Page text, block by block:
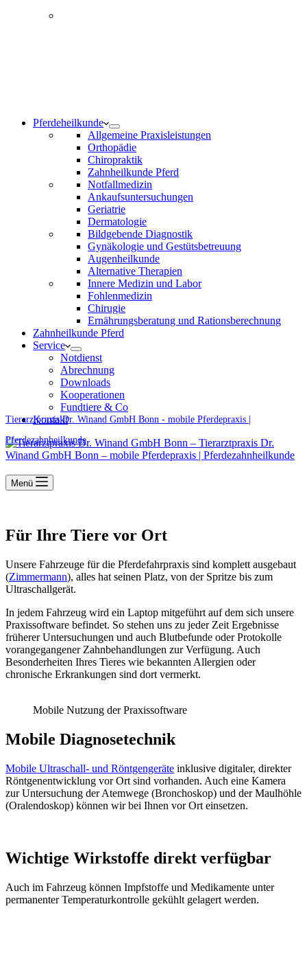
Pferdeheilkunde
Allgemeine Praxisleistungen
Orthopädie
Chiropraktik
Zahnheilkunde Pferd
Notfallmedizin
Ankaufsuntersuchungen
Geriatrie
Dermatologie
Bildgebende Diagnostik
Gynäkologie und Gestütsbetreuung
Augenheilkunde
Alternative Therapien
Innere Medizin und Labor
Fohlenmedizin
Chirugie
Ernährungsberatung und Rationsberechnung
Zahnheilkunde Pferd
Service
Notdienst
Abrechnung
Downloads
Kooperationen
Fundtiere & Co
Kontakt
Tierarztpraxis Dr. Winand GmbH Bonn - mobile Pferdepraxis |
Pferdezahnheilkunde
Menü
Für Ihre Tiere vor Ort
Unsere Fahrzeuge für die Pferdefahrpraxis sind komplett ausgebaut
(Zimmermann), alles hat seinen Platz, von der Spritze bis zum
Ultraschallgerät.
In jedem Fahrzeug wird ein Laptop mitgeführt auf dem sich unsere
Praxissoftware befindet. So stehen uns zu jeder Zeit Ergebnisse
früherer Untersuchungen und auch Blutbefunde oder Protokolle
vorangegangener Zahnbehandlungen zur Verfügung. Auch
Besonderheiten Ihres Tieres wie bekannten Allergien oder
chronische Erkrankungen sind dort vermerkt.
Mobile Nutzung der Praxissoftware
Mobile Diagnosetechnik
Mobile Ultraschall- und Röntgengeräte inklusive digitaler, direkter
Röntgenentwicklung vor Ort sind vorhanden. Auch eine Kamera
zur Untersuchung der Atemwege (Bronchoskop) und der Maulhöhle
(Oralendoskop) können wir bei Ihnen vor Ort einsetzen.
Wichtige Wirkstoffe direkt verfügbar
Auch im Fahrzeug können Impfstoffe und Medikamente unter
permanenter Temperaturkontrolle gekühlt gelagert werden.